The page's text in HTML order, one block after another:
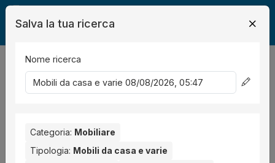
Legalmente Mobili
risultati Ordina per
Nessun risultato per la Provincia selezionata:
Prova a modificare i parametri di ricerca:
Salva la tua ricerca
Nome ricerca
Categoria: Mobiliare
Tipologia: Mobili da casa e varie